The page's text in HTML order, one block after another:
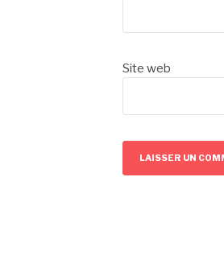
Site web